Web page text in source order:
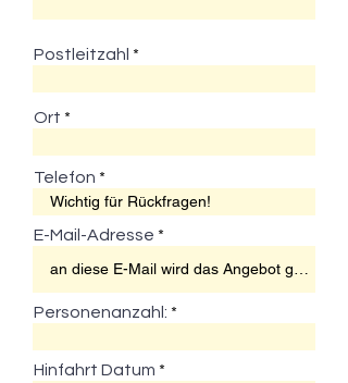
Postleitzahl
Ort
Telefon
E-Mail-Adresse
Personenanzahl:
Hinfahrt Datum *